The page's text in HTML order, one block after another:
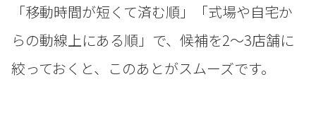
「移動時間が短くて済む順」「式場や自宅か
らの動線上にある順」で、候補を2〜3店舗に
絞っておくと、このあとがスムーズです。